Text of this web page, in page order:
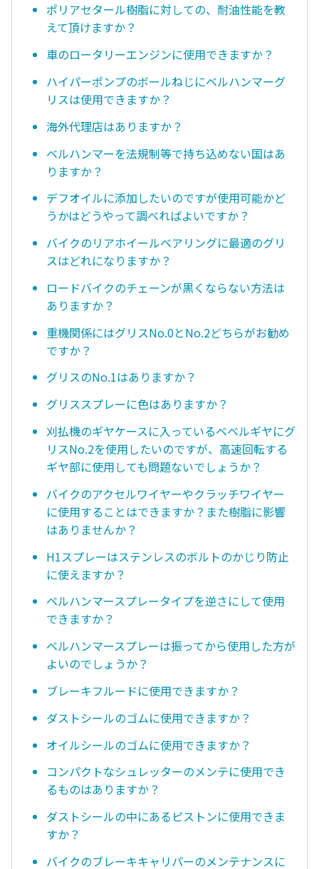
ポリアセタール樹脂に対しての、耐油性能を教
えて頂けますか？
車のロータリーエンジンに使用できますか？
ハイパーポンプのボールねじにベルハンマーグ
リスは使用できますか？
海外代理店はありますか？
ベルハンマーを法規制等で持ち込めない国はあ
りますか？
デフオイルに添加したいのですが使用可能かど
うかはどうやって調べればよいですか？
バイクのリアホイールベアリングに最適のグリ
スはどれになりますか？
ロードバイクのチェーンが黒くならない方法は
ありますか？
重機関係にはグリスNo.0とNo.2どちらがお勧め
ですか？
グリスのNo.1はありますか？
グリススプレーに色はありますか？
刈払機のギヤケースに入っているベベルギヤにグ
リスNo.2を使用したいのですが、高速回転する
ギヤ部に使用しても問題ないでしょうか？
バイクのアクセルワイヤーやクラッチワイヤー
に使用することはできますか？また樹脂に影響
はありませんか？
H1スプレーはステンレスのボルトのかじり防止
に使えますか？
ベルハンマースプレータイプを逆さにして使用
できますか？
ベルハンマースプレーは振ってから使用した方が
よいのでしょうか？
ブレーキフルードに使用できますか？
ダストシールのゴムに使用できますか？
オイルシールのゴムに使用できますか？
コンパクトなシュレッターのメンテに使用でき
るものはありますか？
ダストシールの中にあるピストンに使用できま
すか？
バイクのブレーキキャリパーのメンテナンスに